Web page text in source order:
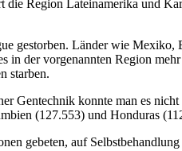
Region Lateinamerika und
gestorben. Länder wie
in der vorgenannten Region
starben.
Gentechnik konnte man es
(127.553) und Honduras
gebeten, auf